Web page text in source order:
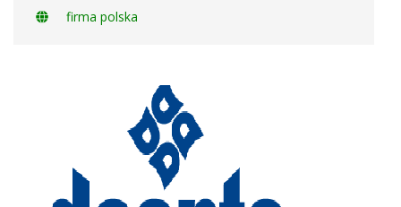
firma polska